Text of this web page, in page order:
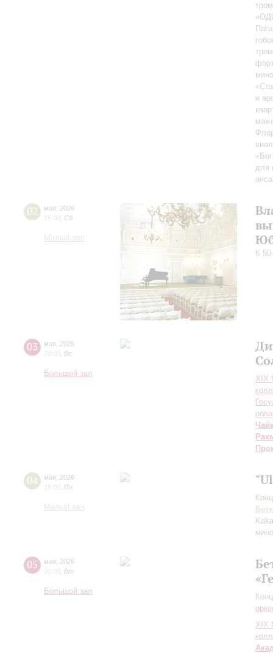
и
для
02 мая 2026
19:00 Сб
Малый зал
К
03 мая 2026
20:00 Вс
Большой зал
XIХ
04 мая 2026
19:00 Пн
Малый зал
05 мая 2026
20:00 Вт
Большой зал
XIХ